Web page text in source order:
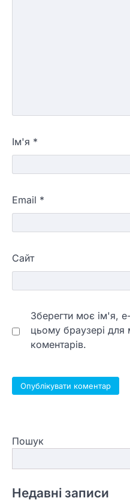
Ім'я *
Email *
Сайт
Зберегти моє ім'я,
цьому браузері для
коментарів.
Пошук
Недавні записи